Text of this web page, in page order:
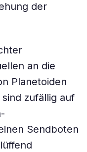
der
an die
Planetoiden
zufällig auf
Sendboten